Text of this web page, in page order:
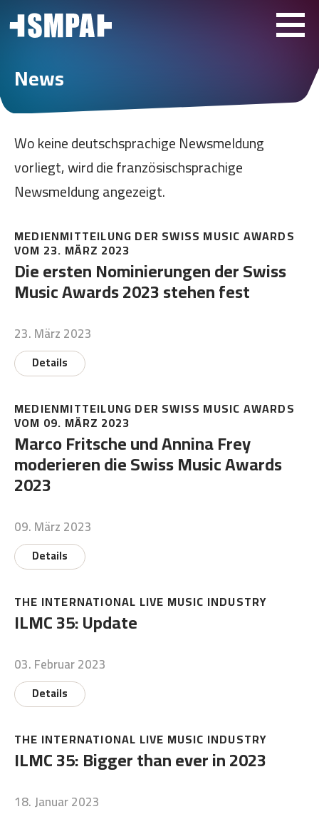
News
Wo keine deutschsprachige Newsmeldung
vorliegt, wird die französischsprachige
Newsmeldung angezeigt.
MEDIENMITTEILUNG DER SWISS MUSIC AWARDS
VOM 23. MÄRZ 2023
Die ersten Nominierungen der Swiss
Music Awards 2023 stehen fest
23. März 2023
Details
MEDIENMITTEILUNG DER SWISS MUSIC AWARDS
VOM 09. MÄRZ 2023
Marco Fritsche und Annina Frey
moderieren die Swiss Music Awards
2023
09. März 2023
Details
THE INTERNATIONAL LIVE MUSIC INDUSTRY
ILMC 35: Update
03. Februar 2023
Details
THE INTERNATIONAL LIVE MUSIC INDUSTRY
ILMC 35: Bigger than ever in 2023
18. Januar 2023